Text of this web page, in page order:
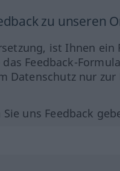
zu unseren
ist Ihnen
Feedback-
Datenschutz nur
uns Feedback